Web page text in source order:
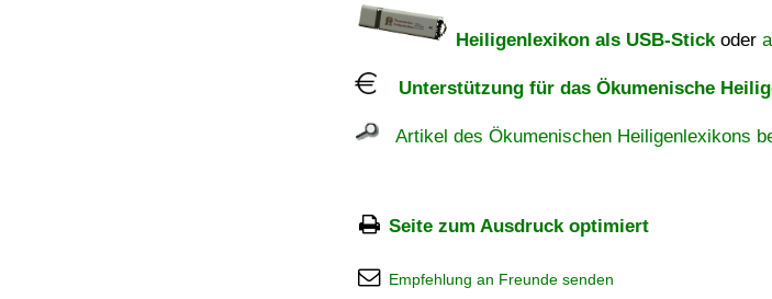
Heiligenlexikon als USB-Stickoder
Unterstützung für das Ökumenische
Artikel des Ökumenischen Heiligenlexikons
Seite zum Ausdruck optimiert
Empfehlung an Freunde senden